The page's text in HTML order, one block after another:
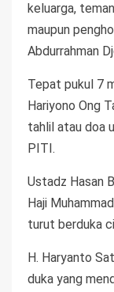
keluarga,
maupun
Abdurrahman
Tepat pukul 7
Hariyono Ong
tahlil atau doa
PITI.
Ustadz Hasan
Haji
turut berduka
H. Haryanto
duka yang